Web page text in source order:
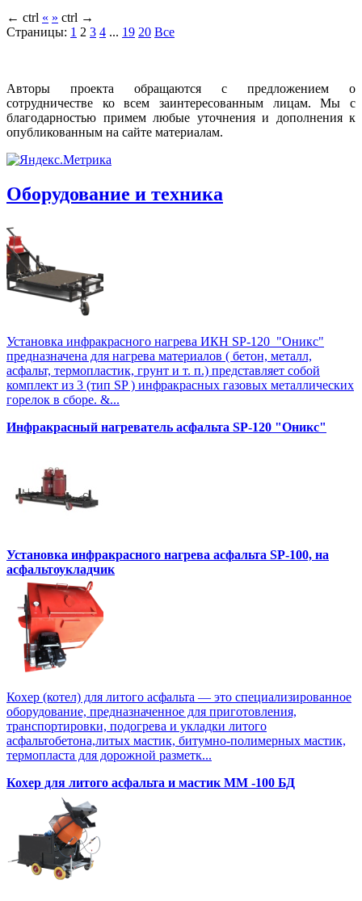
← ctrl « » ctrl →
Страницы: 1 2 3 4 ... 19 20 Все
Авторы проекта обращаются с предложением о
сотрудничестве ко всем заинтересованным лицам. Мы с
благодарностью примем любые уточнения и дополнения к
опубликованным на сайте материалам.
Оборудование и техника
Установка инфракрасного нагрева ИКН SP-120 "Оникс"
предназначена для нагрева материалов ( бетон, металл,
асфальт, термопластик, грунт и т. п.) представляет собой
комплект из 3 (тип SP ) инфракрасных газовых металлических
горелок в сборе. &...
Инфракрасный нагреватель асфальта SP-120 "Оникс"
Установка инфракрасного нагрева асфальта SP-100, на
асфальтоукладчик
Кохер (котел) для литого асфальта — это специализированное
оборудование, предназначенное для приготовления,
транспортировки, подогрева и укладки литого
асфальтобетона,литых мастик, битумно-полимерных мастик,
термопласта для дорожной разметк...
Кохер для литого асфальта и мастик MM -100 БД